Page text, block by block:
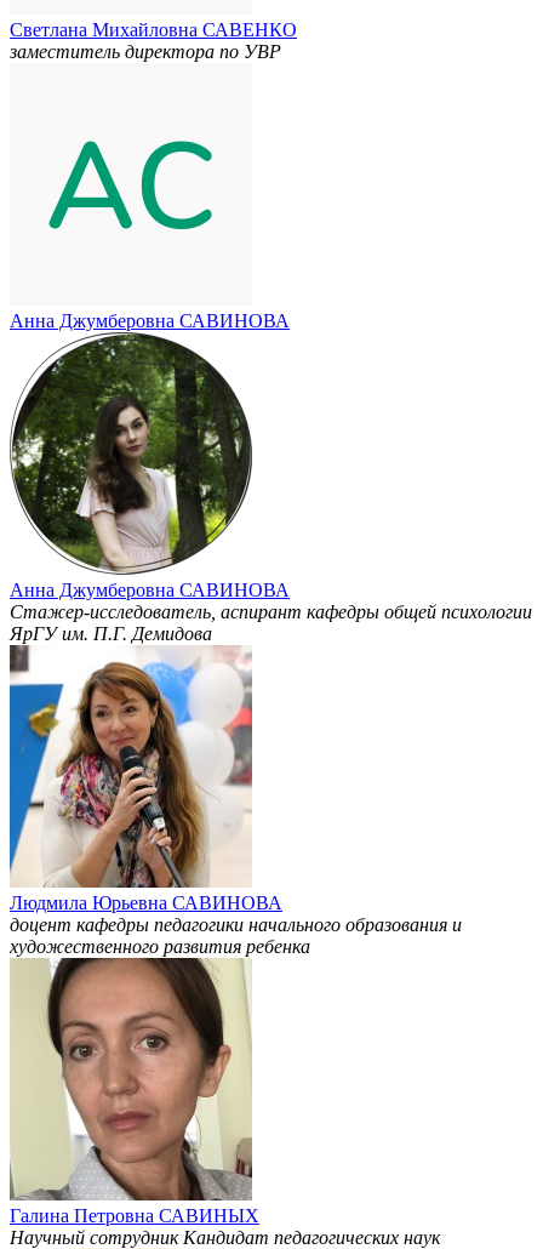
Светлана Михайловна САВЕНКО
заместитель директора по УВР
Анна Джумберовна САВИНОВА
Анна Джумберовна САВИНОВА
Стажер-исследователь, аспирант кафедры общей психологии
ЯрГУ им. П.Г. Демидова
Людмила Юрьевна САВИНОВА
доцент кафедры педагогики начального образования и
художественного развития ребенка
Галина Петровна САВИНЫХ
Научный сотрудник Кандидат педагогических наук